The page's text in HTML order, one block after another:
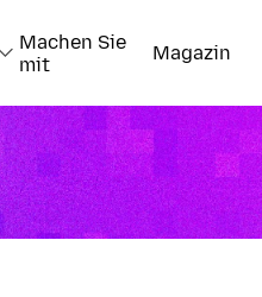
Machen Sie
mit
Magazin